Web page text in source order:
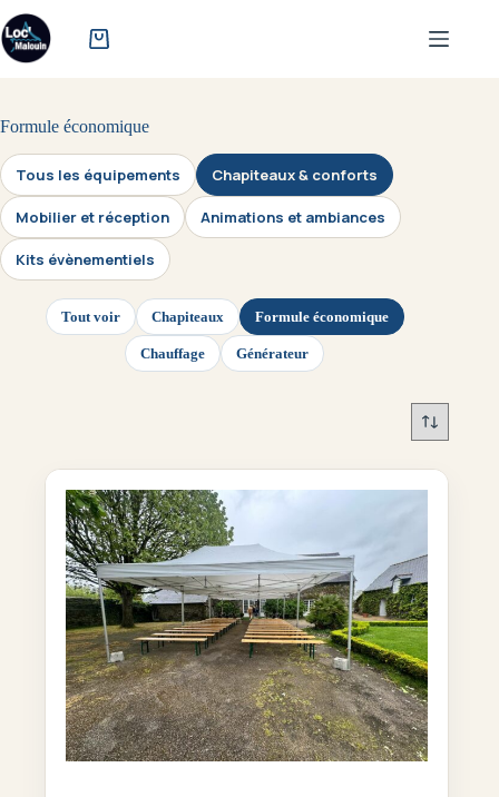
au
contenu
Formule économique
Tous les équipements Chapiteaux & conforts
Mobilier et réception Animations et ambiances
Kits évènementiels
Tout voir Chapiteaux Formule économique
Chauffage Générateur